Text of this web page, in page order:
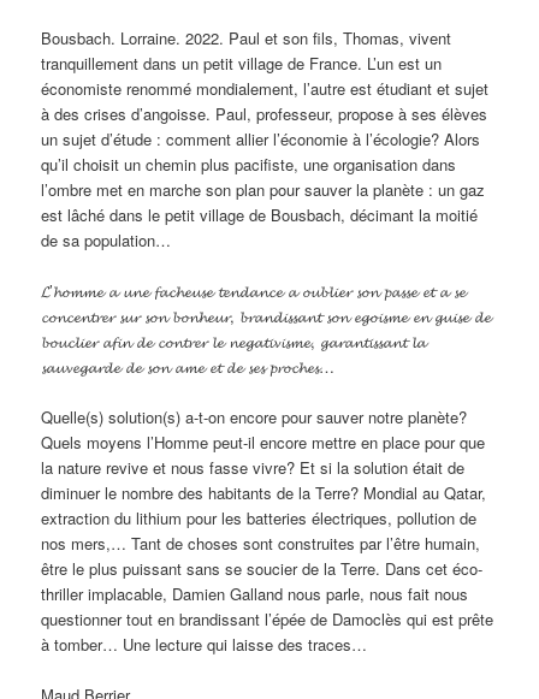
Bousbach. Lorraine. 2022. Paul et son fils, Thomas, vivent
tranquillement dans un petit village de France. L’un est un
économiste renommé mondialement, l’autre est étudiant et sujet
à des crises d’angoisse. Paul, professeur, propose à ses élèves
un sujet d’étude : comment allier l’économie à l’écologie? Alors
qu’il choisit un chemin plus pacifiste, une organisation dans
l’ombre met en marche son plan pour sauver la planète : un gaz
est lâché dans le petit village de Bousbach, décimant la moitié
de sa population…
𝓛’𝓱𝓸𝓶𝓶𝓮 𝓪 𝓾𝓷𝓮 𝓯𝓪𝓬𝓱𝓮𝓾𝓼𝓮 𝓽𝓮𝓷𝓭𝓪𝓷𝓬𝓮 𝓪 𝓸𝓾𝓫𝓵𝓲𝓮𝓻 𝓼𝓸𝓷 𝓹𝓪𝓼𝓼𝓮 𝓮𝓽 𝓪 𝓼𝓮
𝓬𝓸𝓷𝓬𝓮𝓷𝓽𝓻𝓮𝓻 𝓼𝓾𝓻 𝓼𝓸𝓷 𝓫𝓸𝓷𝓱𝓮𝓾𝓻, 𝓫𝓻𝓪𝓷𝓭𝓲𝓼𝓼𝓪𝓷𝓽 𝓼𝓸𝓷 𝓮𝓰𝓸𝓲𝓼𝓶𝓮 𝓮𝓷 𝓰𝓾𝓲𝓼𝓮 𝓭𝓮
𝓫𝓸𝓾𝓬𝓵𝓲𝓮𝓻 𝓪𝓯𝓲𝓷 𝓭𝓮 𝓬𝓸𝓷𝓽𝓻𝓮𝓻 𝓵𝓮 𝓷𝓮𝓰𝓪𝓽𝓲𝓿𝓲𝓼𝓶𝓮, 𝓰𝓪𝓻𝓪𝓷𝓽𝓲𝓼𝓼𝓪𝓷𝓽 𝓵𝓪
𝓼𝓪𝓾𝓿𝓮𝓰𝓪𝓻𝓭𝓮 𝓭𝓮 𝓼𝓸𝓷 𝓪𝓶𝓮 𝓮𝓽 𝓭𝓮 𝓼𝓮𝓼 𝓹𝓻𝓸𝓬𝓱𝓮𝓼…
Quelle(s) solution(s) a-t-on encore pour sauver notre planète?
Quels moyens l’Homme peut-il encore mettre en place pour que
la nature revive et nous fasse vivre? Et si la solution était de
diminuer le nombre des habitants de la Terre? Mondial au Qatar,
extraction du lithium pour les batteries électriques, pollution de
nos mers,… Tant de choses sont construites par l’être humain,
être le plus puissant sans se soucier de la Terre. Dans cet éco-
thriller implacable, Damien Galland nous parle, nous fait nous
questionner tout en brandissant l’épée de Damoclès qui est prête
à tomber… Une lecture qui laisse des traces…